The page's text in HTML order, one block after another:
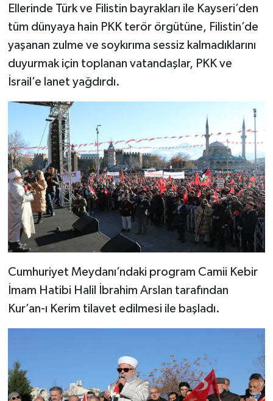
Ellerinde Türk ve Filistin bayrakları ile Kayseri’den
tüm dünyaya hain PKK terör örgütüne, Filistin’de
yaşanan zulme ve soykırıma sessiz kalmadıklarını
duyurmak için toplanan vatandaşlar, PKK ve
İsrail’e lanet yağdırdı.
Cumhuriyet Meydanı’ndaki program Camii Kebir
İmam Hatibi Halil İbrahim Arslan tarafından
Kur’an-ı Kerim tilavet edilmesi ile başladı.
Bolu Müftülüğü
Bursa Müftülüğü
Çanakkale Müftülüğü
Çankırı Müftülüğü
Çorum Müftülüğü
Denizli Müftülüğü
Diyarbakır Müftülüğü
Düzce Müftülüğü
Edirne Müftülüğü
Erzurum Müftülüğü
Makaleler
Duyurular
Podcast
Bilim, Teknoloji
Biyografiler
Diyanet TV
İhtida Haberleri
YAŞAM